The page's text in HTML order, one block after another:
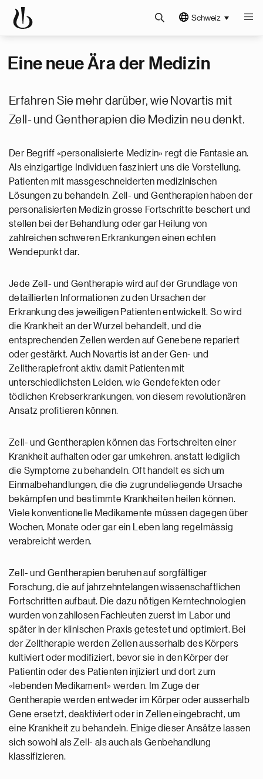
Schweiz
Eine neue Ära der Medizin
Erfahren Sie mehr darüber, wie Novartis mit
Zell- und Gentherapien die Medizin neu denkt.
Der Begriff «personalisierte Medizin» regt die Fantasie an.
Als einzigartige Individuen fasziniert uns die Vorstellung,
Patienten mit massgeschneiderten medizinischen
Lösungen zu behandeln. Zell- und Gentherapien haben der
personalisierten Medizin grosse Fortschritte beschert und
stellen bei der Behandlung oder gar Heilung von
zahlreichen schweren Erkrankungen einen echten
Wendepunkt dar.
Jede Zell- und Gentherapie wird auf der Grundlage von
detaillierten Informationen zu den Ursachen der
Erkrankung des jeweiligen Patienten entwickelt. So wird
die Krankheit an der Wurzel behandelt, und die
entsprechenden Zellen werden auf Genebene repariert
oder gestärkt. Auch Novartis ist an der Gen- und
Zelltherapiefront aktiv, damit Patienten mit
unterschiedlichsten Leiden, wie Gendefekten oder
tödlichen Krebserkrankungen, von diesem revolutionären
Ansatz profitieren können.
Zell- und Gentherapien können das Fortschreiten einer
Krankheit aufhalten oder gar umkehren, anstatt lediglich
die Symptome zu behandeln. Oft handelt es sich um
Einmalbehandlungen, die die zugrundeliegende Ursache
bekämpfen und bestimmte Krankheiten heilen können.
Viele konventionelle Medikamente müssen dagegen über
Wochen, Monate oder gar ein Leben lang regelmässig
verabreicht werden.
Zell- und Gentherapien beruhen auf sorgfältiger
Forschung, die auf jahrzehntelangen wissenschaftlichen
Fortschritten aufbaut. Die dazu nötigen Kerntechnologien
wurden von zahllosen Fachleuten zuerst im Labor und
später in der klinischen Praxis getestet und optimiert. Bei
der Zelltherapie werden Zellen ausserhalb des Körpers
kultiviert oder modifiziert, bevor sie in den Körper der
Patientin oder des Patienten injiziert und dort zum
«lebenden Medikament» werden. Im Zuge der
Gentherapie werden entweder im Körper oder ausserhalb
Gene ersetzt, deaktiviert oder in Zellen eingebracht, um
eine Krankheit zu behandeln. Einige dieser Ansätze lassen
sich sowohl als Zell- als auch als Genbehandlung
klassifizieren.